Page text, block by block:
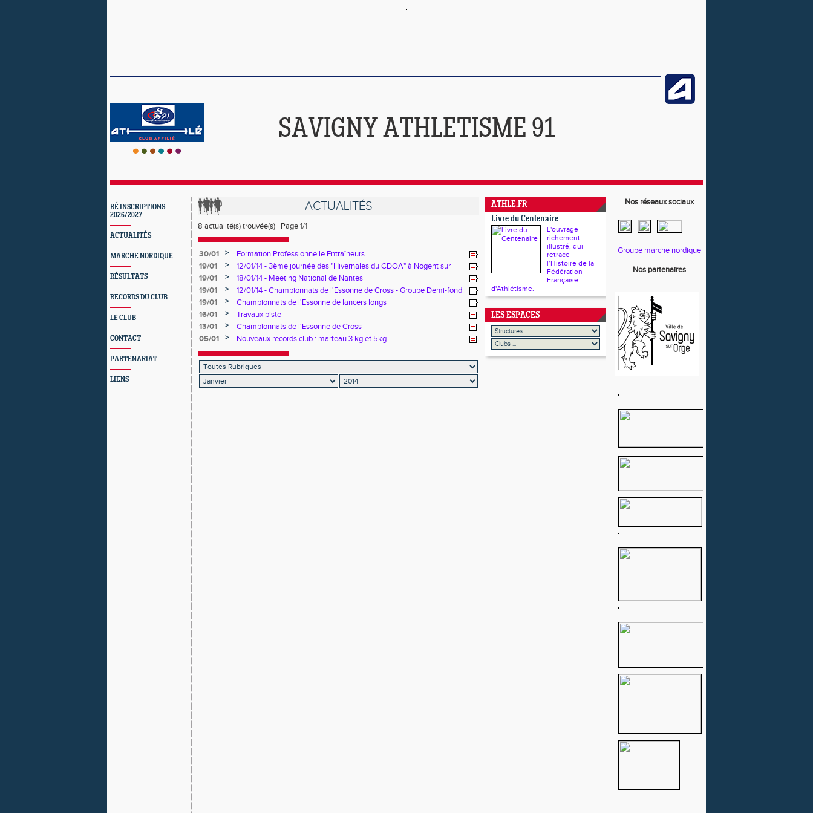
SAVIGNY ATHLETISME 91
RÉ INSCRIPTIONS
2026/2027
ACTUALITÉS
MARCHE NORDIQUE
RÉSULTATS
RECORDS DU CLUB
LE CLUB
CONTACT
PARTENARIAT
LIENS
ACTUALITÉS
8 actualité(s) trouvée(s) | Page 1/1
30/01 >
Formation Professionnelle Entraîneurs
19/01
>
12/01/14 - 3ème journée des "Hivernales du CDOA" à Nogent sur
Oise
19/01 >
18/01/14 - Meeting National de Nantes
19/01
>
12/01/14 - Championnats de l'Essonne de Cross - Groupe Demi-fond
19/01
>
Championnats de l'Essonne de lancers longs
16/01
>
Travaux piste
13/01
>
Championnats de l'Essonne de Cross
05/01
> Nouveaux records club : marteau 3 kg et 5kg
ATHLE.FR
Livre du Centenaire
L'ouvrage
richement
illustré, qui
retrace
l’Histoire de la
Fédération
Française
d'Athlétisme.
LES ESPACES
Nos réseaux sociaux
Groupe marche nordique
Nos partenaires